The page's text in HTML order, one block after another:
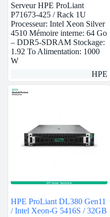
Serveur HPE ProLiant
P71673-425 / Rack 1U
Processeur: Intel Xeon Silver
4510 Mémoire interne: 64 Go
– DDR5-SDRAM Stockage:
1.92 To Alimentation: 1000
W
HPE
HPE ProLiant DL380 Gen11
/ Intel Xeon-G 5416S / 32GB